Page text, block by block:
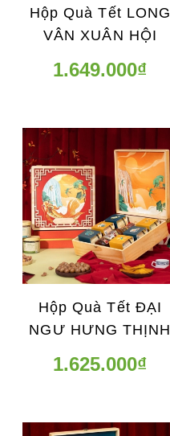
Hộp Quà Tết LONG
VÂN XUÂN HỘI
1.649.000₫
Hộp Quà Tết ĐẠI
NGƯ HƯNG THỊNH
1.625.000₫